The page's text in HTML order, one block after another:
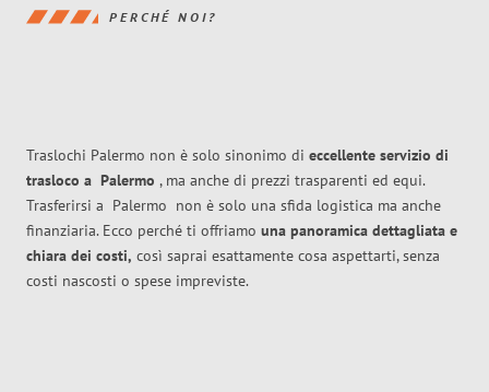
PERCHÉ NOI?
Traslochi Palermo non è solo sinonimo di eccellente servizio di
trasloco a Palermo , ma anche di prezzi trasparenti ed equi.
Trasferirsi a Palermo non è solo una sfida logistica ma anche
finanziaria. Ecco perché ti offriamo una panoramica dettagliata e
chiara dei costi, così saprai esattamente cosa aspettarti, senza
costi nascosti o spese impreviste.